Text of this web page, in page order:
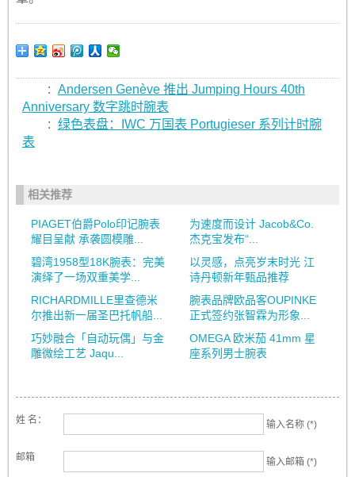
: Andersen Genève 推出 Jumping Hours 40th
Anniversary 数字跳时腕表
: 绿色表盘：IWC 万国表 Portugieser 系列计时腕
表
相关推荐
PIAGET伯爵Polo印记腕表
耀目呈献 承袭圆模雕...
为速度而设计 Jacob&Co.
杰克宝发布“...
碧湾1958型18K腕表：完美
演绎了一场双重美学...
以灵感，点亮岁末时光 江
诗丹顿新年甄品推荐
RICHARDMILLE里查德米
尔推出新一届圣巴托帆船...
腕表品牌欧品客OUPINKE
正式签约张智霖为形象...
巧妙融合「自动玩偶」与金
雕微绘工艺 Jaqu...
OMEGA 欧米茄 41mm 星
座系列男士腕表
姓 名： 输入名称 (*)
邮箱 输入邮箱 (*)